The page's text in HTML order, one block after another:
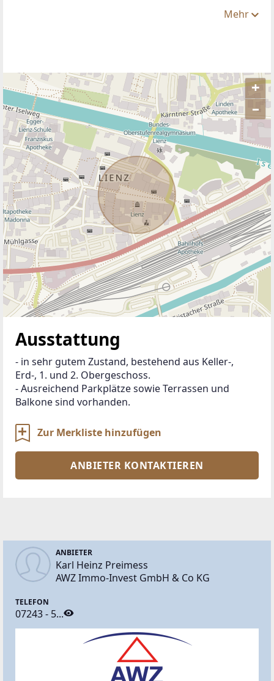
Mehr
+
–
ANBIETER KONTAKTIEREN
Ausstattung
- in sehr gutem Zustand, bestehend aus Keller-,
Erd-, 1. und 2. Obergeschoss.
- Ausreichend Parkplätze sowie Terrassen und
Balkone sind vorhanden.
Zur Merkliste hinzufügen
ANBIETER KONTAKTIEREN
ANBIETER
Karl Heinz Preimess
AWZ Immo-Invest GmbH & Co KG
TELEFON
07243 - 5...